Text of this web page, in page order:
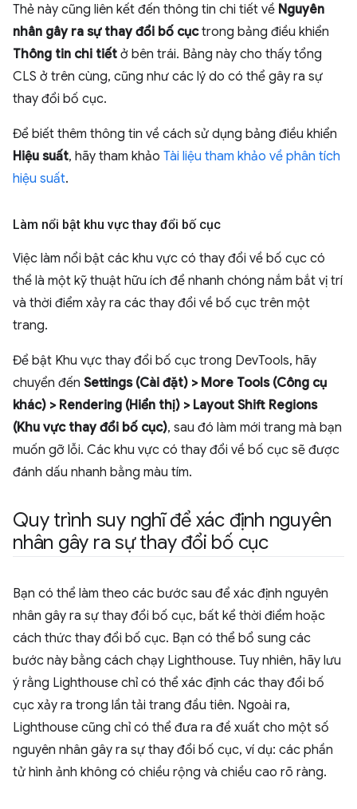
Thẻ này cũng liên kết đến thông tin chi tiết về Nguyên
nhân gây ra sự thay đổi bố cụctrong bảng điều khiển
Thông tin chi tiết ở bên trái. Bảng này cho thấy tổng
CLS ở trên cùng, cũng như các lý do có thể gây ra sự
thay đổi bố cục.
Để biết thêm thông tin về cách sử dụng bảng điều khiển
Hiệu suất, hãy tham khảo Tài liệu tham khảo về phân tích
hiệu suất.
Làm nổi bật khu vực thay đổi bố cục
Việc làm nổi bật các khu vực có thay đổi về bố cục có
thể là một kỹ thuật hữu ích để nhanh chóng nắm bắt vị trí
và thời điểm xảy ra các thay đổi về bố cục trên một
trang.
Để bật Khu vực thay đổi bố cục trong DevTools, hãy
chuyển đến Settings (Cài đặt) > More Tools (Công cụ
khác) > Rendering (Hiển thị) > Layout Shift Regions
(Khu vực thay đổi bố cục), sau đó làm mới trang mà bạn
muốn gỡ lỗi. Các khu vực có thay đổi về bố cục sẽ được
đánh dấu nhanh bằng màu tím.
Quy trình suy nghĩ để xác định nguyên
nhân gây ra sự thay đổi bố cục
Bạn có thể làm theo các bước sau để xác định nguyên
nhân gây ra sự thay đổi bố cục, bất kể thời điểm hoặc
cách thức thay đổi bố cục. Bạn có thể bổ sung các
bước này bằng cách chạy Lighthouse. Tuy nhiên, hãy lưu
ý rằng Lighthouse chỉ có thể xác định các thay đổi bố
cục xảy ra trong lần tải trang đầu tiên. Ngoài ra,
Lighthouse cũng chỉ có thể đưa ra đề xuất cho một số
nguyên nhân gây ra sự thay đổi bố cục, ví dụ: các phần
tử hình ảnh không có chiều rộng và chiều cao rõ ràng.